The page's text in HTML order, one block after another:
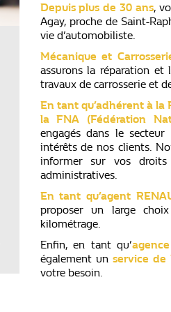
Depuis plus de 30 ans,
Agay, proche de Saint-
vie d’automobiliste.
Mécanique et
assurons la réparation et
travaux de carrosserie et
En tant qu’adhérent à la
la FNA (Fédération
engagés dans le
intérêts de nos clients.
informer sur vos droits
administratives.
En tant qu’agent
proposer un large
kilométrage.
Enfin, en tant qu’
également un service de
votre besoin.